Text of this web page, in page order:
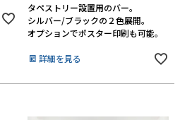
タペストリー設置用のバー。
シルバー/ブラックの２色展開。
オプションでポスター印刷も可能。
詳細を見る